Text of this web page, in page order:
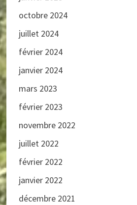
octobre 2024
juillet 2024
février 2024
janvier 2024
mars 2023
février 2023
novembre 2022
juillet 2022
février 2022
janvier 2022
décembre 2021